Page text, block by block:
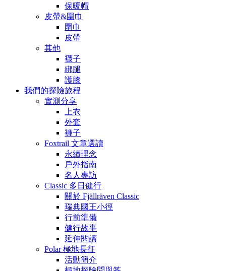
保暖帽
皮帶&圍巾
圍巾
皮帶
其他
襪子
綁腿
護膝
我們的探險旅程
實測分享
上衣
外套
褲子
Foxtrail 文章選讀
永續理念
戶外指南
名人專訪
Classic 多日健行
關於 Fjällräven Classic
瑞典國王小徑
行前準備
健行故事
延伸閱讀
Polar 極地長征
活動簡介